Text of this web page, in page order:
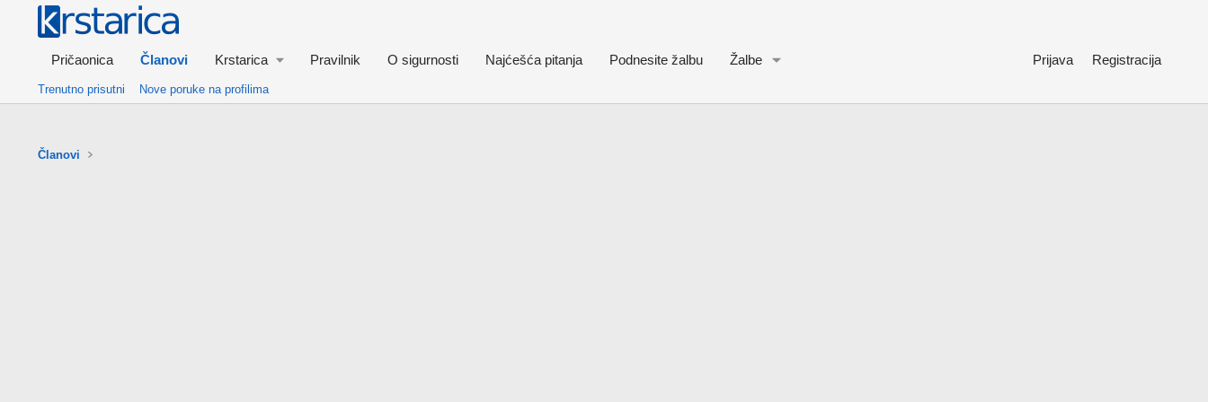
Pričaonica Članovi Krstarica Pravilnik O sigurnosti Najćešća pitanja Podnesite žalbu Žalbe Prijava Registracija
Trenutno prisutni Nove poruke na profilima
Članovi